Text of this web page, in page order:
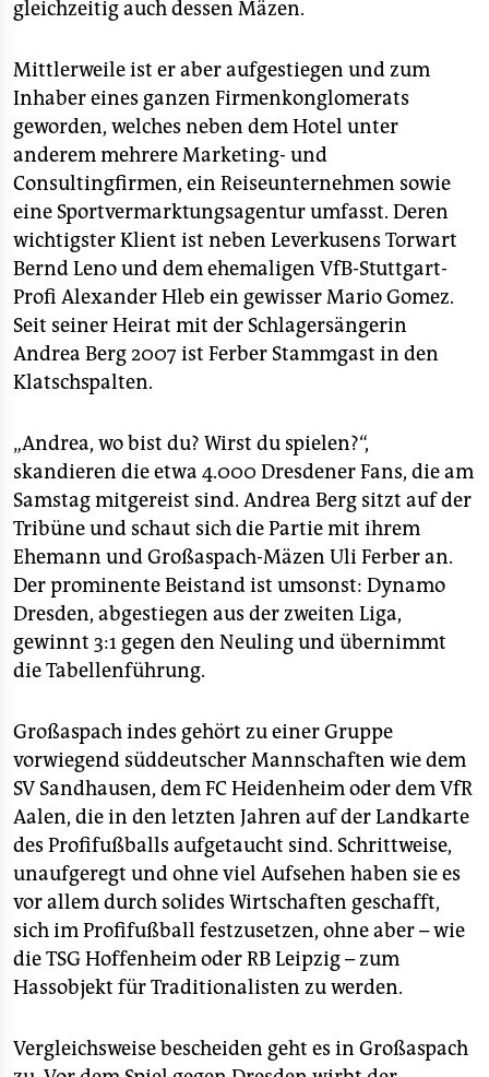
gleichzeitig auch dessen Mäzen.
Mittlerweile ist er aber aufgestiegen und zum
Inhaber eines ganzen Firmenkonglomerats
geworden, welches neben dem Hotel unter
anderem mehrere Marketing- und
Consultingfirmen, ein Reiseunternehmen sowie
eine Sportvermarktungsagentur umfasst. Deren
wichtigster Klient ist neben Leverkusens Torwart
Bernd Leno und dem ehemaligen VfB-Stuttgart-
Profi Alexander Hleb ein gewisser Mario Gomez.
Seit seiner Heirat mit der Schlagersängerin
Andrea Berg 2007 ist Ferber Stammgast in den
Klatschspalten.
„Andrea, wo bist du? Wirst du spielen?“,
skandieren die etwa 4.000 Dresdener Fans, die am
Samstag mitgereist sind. Andrea Berg sitzt auf der
Tribüne und schaut sich die Partie mit ihrem
Ehemann und Großaspach-Mäzen Uli Ferber an.
Der prominente Beistand ist umsonst: Dynamo
Dresden, abgestiegen aus der zweiten Liga,
gewinnt 3:1 gegen den Neuling und übernimmt
die Tabellenführung.
Großaspach indes gehört zu einer Gruppe
vorwiegend süddeutscher Mannschaften wie dem
SV Sandhausen, dem FC Heidenheim oder dem VfR
Aalen, die in den letzten Jahren auf der Landkarte
des Profifußballs aufgetaucht sind. Schrittweise,
unaufgeregt und ohne viel Aufsehen haben sie es
vor allem durch solides Wirtschaften geschafft,
sich im Profifußball festzusetzen, ohne aber – wie
die TSG Hoffenheim oder RB Leipzig – zum
Hassobjekt für Traditionalisten zu werden.
Vergleichsweise bescheiden geht es in Großaspach